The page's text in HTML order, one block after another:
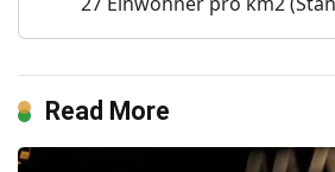
Read More